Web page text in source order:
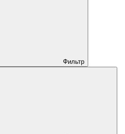
Фильтр